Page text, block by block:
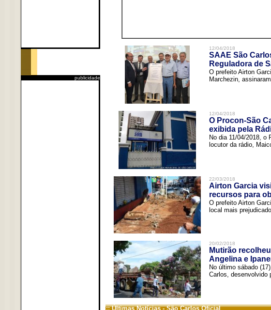
publicidade
12/04/2018
SAAE São
Reguladora de
O prefeito Airton
Marchezin,
12/04/2018
O Procon-São
exibida pela
No dia 11/04/2018, o
locutor da rádio,
22/03/2018
Airton Garcia
recursos para
O prefeito Airton
local mais
20/02/2018
Mutirão
Angelina e
No último sábado
Carlos, desenvolvido
:: Últimas Notícias - São Carlos Oficial